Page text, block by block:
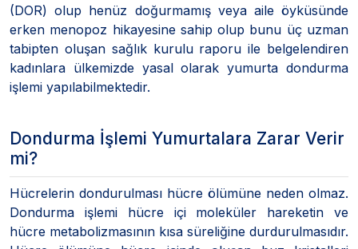
(DOR) olup henüz doğurmamış veya aile öyküsünde
erken menopoz hikayesine sahip olup bunu üç uzman
tabipten oluşan sağlık kurulu raporu ile belgelendiren
kadınlara ülkemizde yasal olarak yumurta dondurma
işlemi yapılabilmektedir.
Dondurma İşlemi Yumurtalara Zarar Verir
mi?
Hücrelerin dondurulması hücre ölümüne neden olmaz.
Dondurma işlemi hücre içi moleküler hareketin ve
hücre metabolizmasının kısa süreliğine durdurulmasıdır.